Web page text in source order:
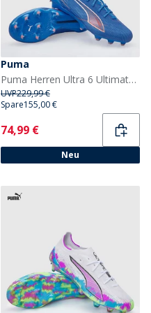
Puma
Puma Herren Ultra 6 Ultimate FG Fester Boden Fußballschuhe Ultra Blue/Weiß/Glowing Red
UVP229,99 €
Spare155,00 €
Current
74,99 €
Neu